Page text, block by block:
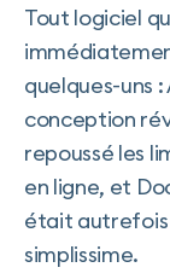
Tout logiciel
quelques-uns
conception
repoussé les
en ligne, et
était autrefois
simplissime.